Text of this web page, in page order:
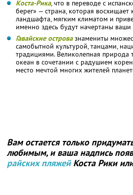
Коста-Рика, что в переводе с
берег» — страна, которая
ландшафта, мягким климатом и
именно здесь будут начертаны
Гавайcкие островазнамениты
самобытной культурой, танцами,
традициями. Великолепная природа
океан в сочетании с радушием
место мечтой многих жителей
Вам остается только
любимым, и ваша надпись
райских пляжейКоста Рики